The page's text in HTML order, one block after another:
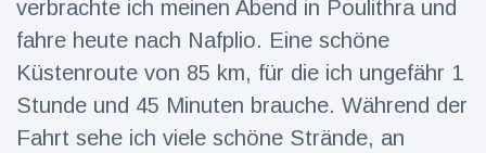
Neueste
Nachrichten
verbrachte ich meinen Abend in Poulithra und
fahre heute nach Nafplio. Eine schöne
Küstenroute von 85 km, für die ich ungefähr 1
Stunde und 45 Minuten brauche. Während der
Fahrt sehe ich viele schöne Strände, an